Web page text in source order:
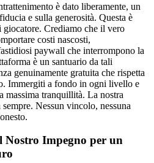
è dato liberamente, un
e sulla generosità. Questa è
Crediamo che il vero
costi nascosti,
paywall che interrompono la
è un santuario da tali
genuinamente gratuita che rispetta
Immergiti a fondo in ogni livello e
massima tranquillità. La nostra
Nessun vincolo, nessuna
Nostro Impegno per un